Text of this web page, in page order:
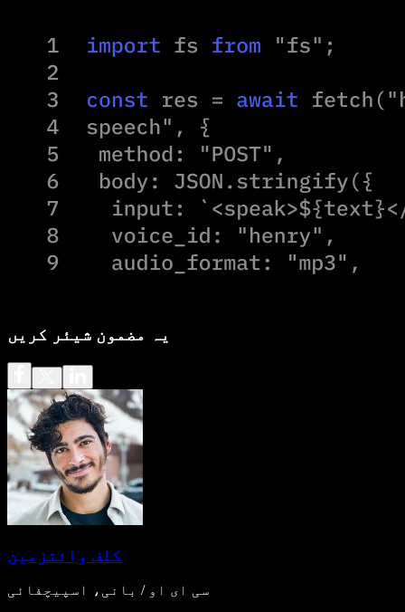
یہ مضمون شیئر کریں
کلف وائتزمین
سی ای او / بانی، اسپیچفائی